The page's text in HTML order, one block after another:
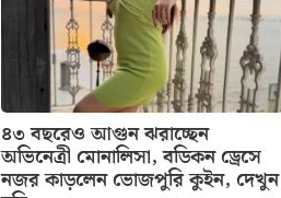
৪৩ বছরেও আগুন ঝরাচ্ছেন
অভিনেত্রী মোনালিসা, বডিকন ড্রেসে
নজর কাড়লেন ভোজপুরি কুইন, দেখুন